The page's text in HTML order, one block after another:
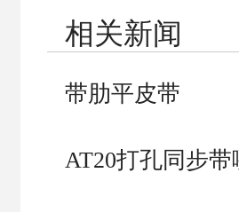
相关新闻
带肋平皮带
AT20打孔同步带